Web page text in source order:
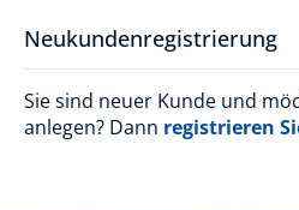
Neukundenregistrierung
Sie sind neuer Kunde und
anlegen? Dann registrieren